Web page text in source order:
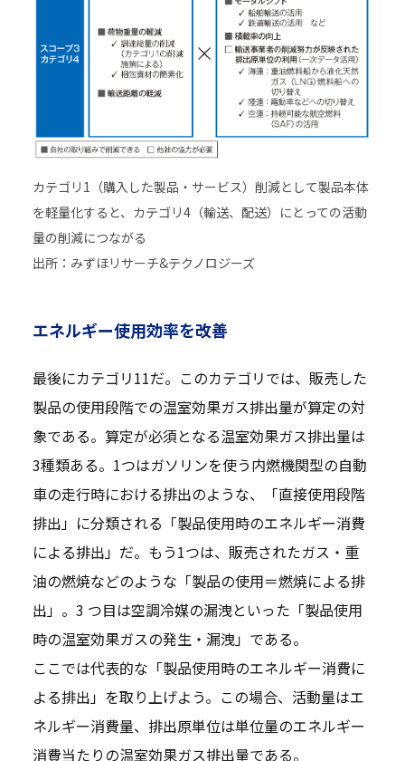
カテゴリ1（購入した製品・サービス）削減として製品本体
を軽量化すると、カテゴリ4（輸送、配送）にとっての活動
量の削減につながる
出所：みずほリサーチ&テクノロジーズ
エネルギー使用効率を改善
最後にカテゴリ11だ。このカテゴリでは、販売した
製品の使用段階での温室効果ガス排出量が算定の対
象である。算定が必須となる温室効果ガス排出量は
3種類ある。1つはガソリンを使う内燃機関型の自動
車の走行時における排出のような、「直接使用段階
排出」に分類される「製品使用時のエネルギー消費
による排出」だ。もう1つは、販売されたガス・重
油の燃焼などのような「製品の使用＝燃焼による排
出」。3 つ目は空調冷媒の漏洩といった「製品使用
時の温室効果ガスの発生・漏洩」である。
ここでは代表的な「製品使用時のエネルギー消費に
よる排出」を取り上げよう。この場合、活動量はエ
ネルギー消費量、排出原単位は単位量のエネルギー
消費当たりの温室効果ガス排出量である。